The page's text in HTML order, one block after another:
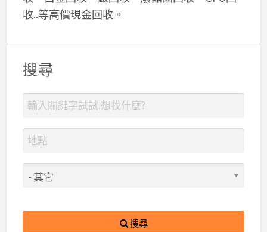
收..等高價現金回收。
搜尋
搜尋